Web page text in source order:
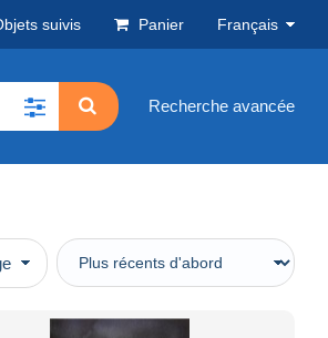
suivis Panier Français
Recherche avancée